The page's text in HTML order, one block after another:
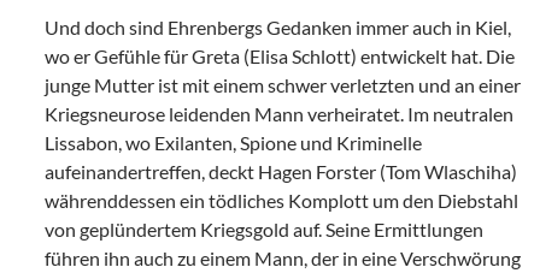
Und doch sind Ehrenbergs Gedanken immer auch in Kiel,
wo er Gefühle für Greta (Elisa Schlott) entwickelt hat. Die
junge Mutter ist mit einem schwer verletzten und an einer
Kriegsneurose leidenden Mann verheiratet. Im neutralen
Lissabon, wo Exilanten, Spione und Kriminelle
aufeinandertreffen, deckt Hagen Forster (Tom Wlaschiha)
währenddessen ein tödliches Komplott um den Diebstahl
von geplündertem Kriegsgold auf. Seine Ermittlungen
führen ihn auch zu einem Mann, der in eine Verschwörung